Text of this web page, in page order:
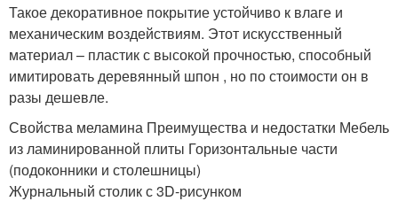
Такое декоративное покрытие устойчиво к влаге и
механическим воздействиям. Этот искусственный
материал – пластик с высокой прочностью, способный
имитировать деревянный шпон , но по стоимости он в
разы дешевле.
Свойства меламина Преимущества и недостатки Мебель
из ламинированной плиты Горизонтальные части
(подоконники и столешницы)
Журнальный столик с 3D-рисунком